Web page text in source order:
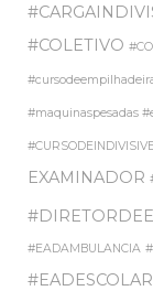
#COLETIVO
#maquinaspesadas
EXAMINADOR
#EADAMBULANCIA
#EADESCOLAR